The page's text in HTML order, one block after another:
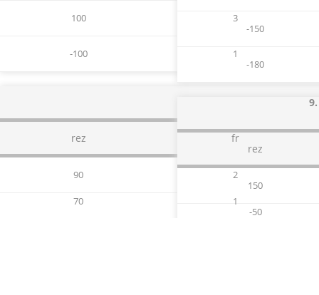
100 3
-100 1
9.
rez fr
90 2
70 1
-150
-180
rez
150
-50